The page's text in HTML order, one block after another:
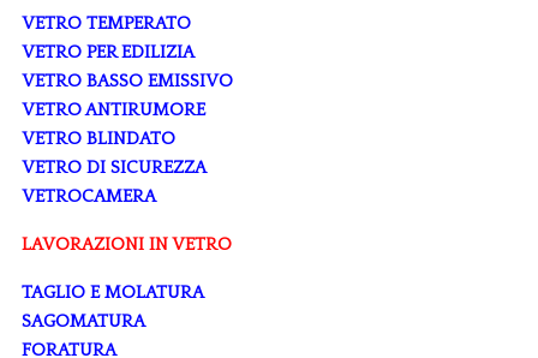
VETRO TEMPERATO
VETRO PER EDILIZIA
VETRO BASSO EMISSIVO
VETRO ANTIRUMORE
VETRO BLINDATO
VETRO DI SICUREZZA
VETROCAMERA
LAVORAZIONI IN VETRO
TAGLIO E MOLATURA
SAGOMATURA
FORATURA